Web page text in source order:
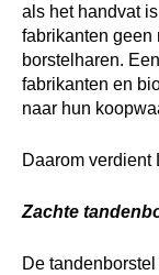
als het handvat
fabrikanten geen
borstelharen.
fabrikanten en
naar hun
Daarom verdient
Zachte
De